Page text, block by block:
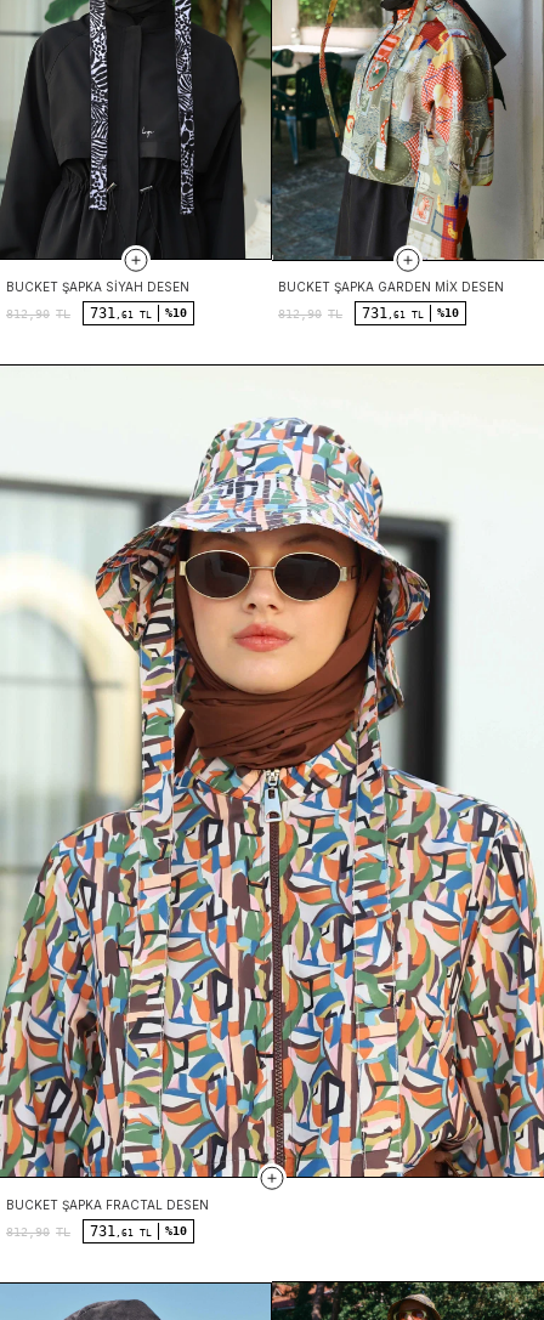
BUCKET ŞAPKA SIYAH DESEN
812,90 TL 731 ,61 TL %10
BUCKET ŞAPKA GARDEN MIX DESEN
812,90 TL 731 ,61 TL %10
BUCKET ŞAPKA FRACTAL DESEN
812,90 TL 731 ,61 TL %10